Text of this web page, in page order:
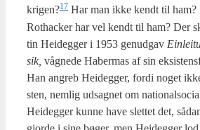
krigen?17 Har man ikke kendt til
Rot­ha­ck­er har vel kendt til ham? Der
tin Hei­deg­ger i 1953 genud­gav
sik, våg­ne­de Haber­mas af sin
Han angreb Hei­deg­ger, for­di noget
sten, nem­lig udsag­net om
Hei­deg­ger kun­ne have slet­tet det,